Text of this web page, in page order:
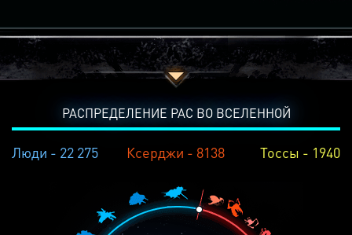
РАСПРЕДЕЛЕНИЕ РАС ВО ВСЕЛЕННОЙ
Люди - 22 275 Ксерджи - 8138 Тоссы - 1940